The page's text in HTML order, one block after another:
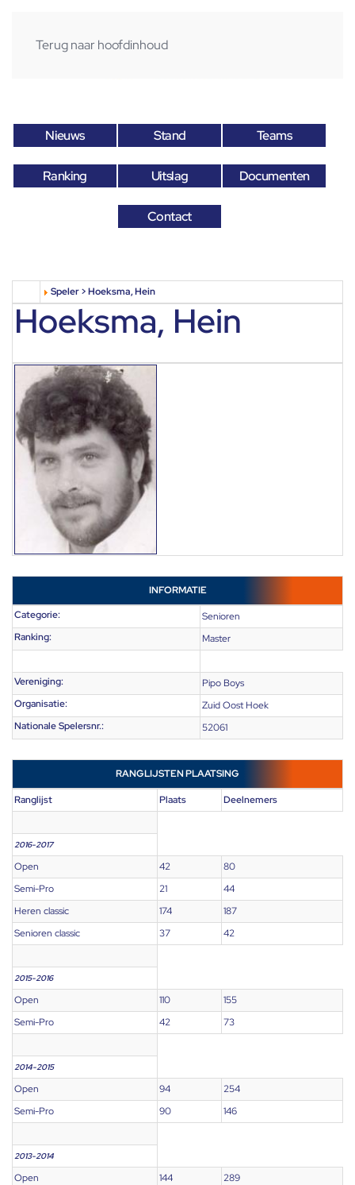
Terug naar hoofdinhoud
Nieuws Stand Teams
Ranking Uitslag Documenten
Contact
Speler > Hoeksma, Hein
Hoeksma, Hein
INFORMATIE
Categorie:
Senioren
Ranking:
Master
Vereniging:
Pipo Boys
Organisatie:
Zuid Oost Hoek
Nationale Spelersnr.:
52061
RANGLIJSTEN PLAATSING
Ranglijst Plaats Deelnemers
2016-2017
Open 42
80
Semi-Pro
21
44
Heren classic
174
187
Senioren classic
37 42
2015-2016
Open 110
155
Semi-Pro
42 73
2014-2015
Open 94
254
Semi-Pro
90 146
2013-2014
Open 144
289